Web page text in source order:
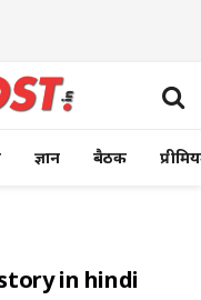
ज्ञान बैठक
in hindi